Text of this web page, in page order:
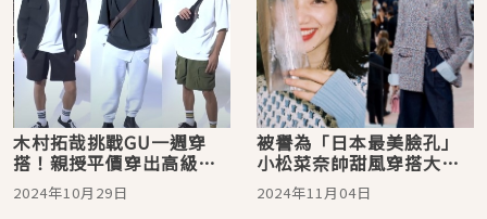
木村拓哉挑戰GU一週穿
搭！親授平價穿出高級感
造型技巧，每套都帥氣爆
棚完整搭配大公開！
2024年10月29日
被譽為「日本最美臉孔」
小松菜奈帥甜風穿搭大解
析！盤點4套造型展現日系
高級女孩LOOK
2024年11月04日